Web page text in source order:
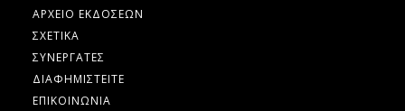
ΑΡΧΕΙΟ ΕΚΔΟΣΕΩΝ
ΣΧΕΤΙΚΑ
ΣΥΝΕΡΓΑΤΕΣ
ΔΙΑΦΗΜΙΣΤΕΙΤΕ
ΕΠΙΚΟΙΝΩΝΙΑ